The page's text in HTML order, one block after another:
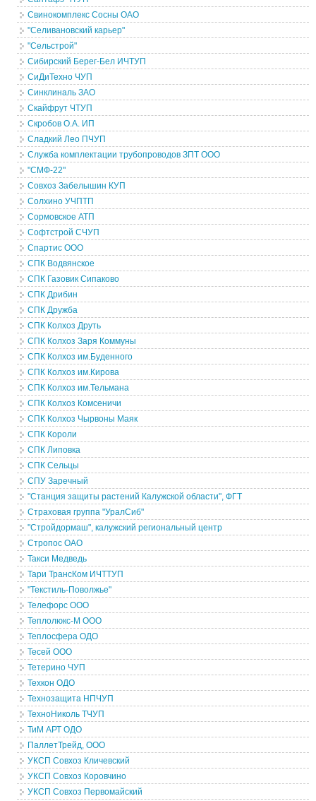
Свинокомплекс Сосны ОАО
"Селивановский карьер"
"Сельстрой"
Сибирский Берег-Бел ИЧТУП
СиДиТехно ЧУП
Синклиналь ЗАО
Скайфрут ЧТУП
Скробов О.А. ИП
Сладкий Лео ПЧУП
Служба комплектации трубопроводов ЗПТ ООО
"СМФ-22"
Совхоз Забелышин КУП
Солхино УЧПТП
Сормовское АТП
Софтстрой СЧУП
Спартис ООО
СПК Водвянское
СПК Газовик Сипаково
СПК Дрибин
СПК Дружба
СПК Колхоз Друть
СПК Колхоз Заря Коммуны
СПК Колхоз им.Буденного
СПК Колхоз им.Кирова
СПК Колхоз им.Тельмана
СПК Колхоз Комсеничи
СПК Колхоз Чырвоны Маяк
СПК Короли
СПК Липовка
СПК Сельцы
СПУ Заречный
"Станция защиты растений Калужской области", ФГТ
Страховая группа "УралСиб"
"Стройдормаш", калужский региональный центр
Стропос ОАО
Такси Медведь
Тари ТрансКом ИЧТТУП
"Текстиль-Поволжье"
Телефорс ООО
Теплолюкс-М ООО
Теплосфера ОДО
Тесей ООО
Тетерино ЧУП
Техкон ОДО
Технозащита НПЧУП
ТехноНиколь ТЧУП
ТиМ АРТ ОДО
ПаллетТрейд, ООО
УКСП Совхоз Кличевский
УКСП Совхоз Коровчино
УКСП Совхоз Первомайский